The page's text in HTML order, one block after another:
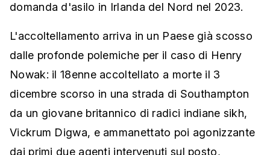
domanda d'asilo in Irlanda del Nord nel 2023.
L'accoltellamento arriva in un Paese già scosso
dalle profonde polemiche per il caso di Henry
Nowak: il 18enne accoltellato a morte il 3
dicembre scorso in una strada di Southampton
da un giovane britannico di radici indiane sikh,
Vickrum Digwa, e ammanettato poi agonizzante
dai primi due agenti intervenuti sul posto,